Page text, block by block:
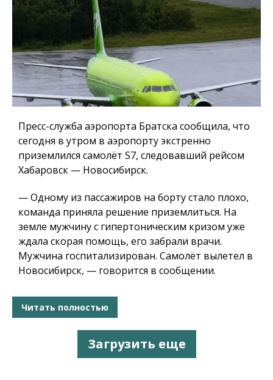
Пресс-служба аэропорта Братска сообщила, что
сегодня в утром в аэропорту экстренно
приземлился самолёт S7, следовавший рейсом
Хабаровск — Новосибирск.
— Одному из пассажиров на борту стало плохо,
команда приняла решение приземлиться. На
земле мужчину с гипертоническим кризом уже
ждала скорая помощь, его забрали врачи.
Мужчина госпитализирован. Самолёт вылетел в
Новосибирск, — говорится в сообщении.
Читать полностью
Загрузить еще